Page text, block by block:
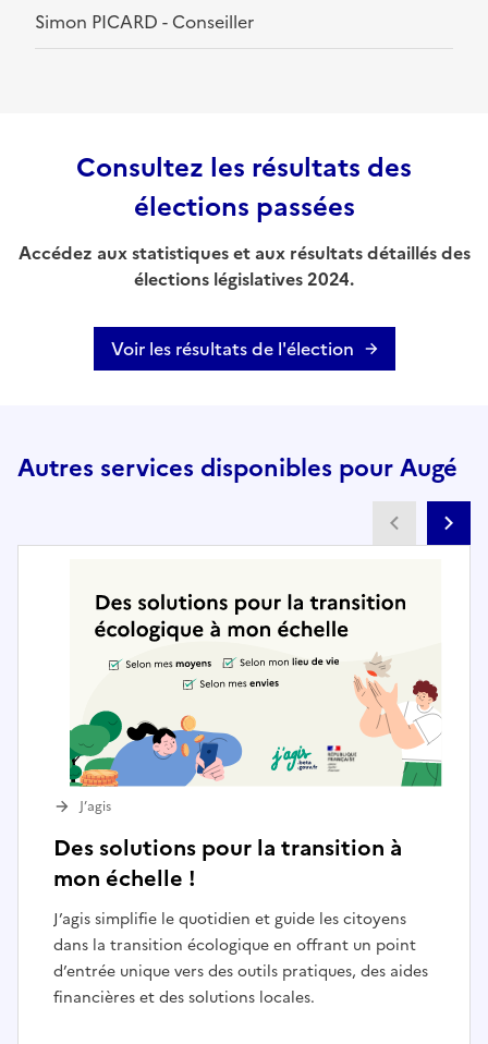
Simon PICARD - Conseiller
Consultez les résultats des
élections passées
Accédez aux statistiques et aux résultats détaillés des
élections législatives 2024.
Voir les résultats de l'élection
Autres services disponibles pour Augé
Des solutions pour la transition à
mon échelle !
J’agis simplifie le quotidien et guide les citoyens
dans la transition écologique en offrant un point
d’entrée unique vers des outils pratiques, des aides
financières et des solutions locales.
J’agis